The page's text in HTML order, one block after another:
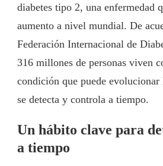
diabetes tipo 2, una enfermedad
aumento a nivel mundial. De
Federación Internacional de
316 millones de personas viven
condición que puede evolucionar
se detecta y controla a tiempo.
Un hábito clave para
a tiempo